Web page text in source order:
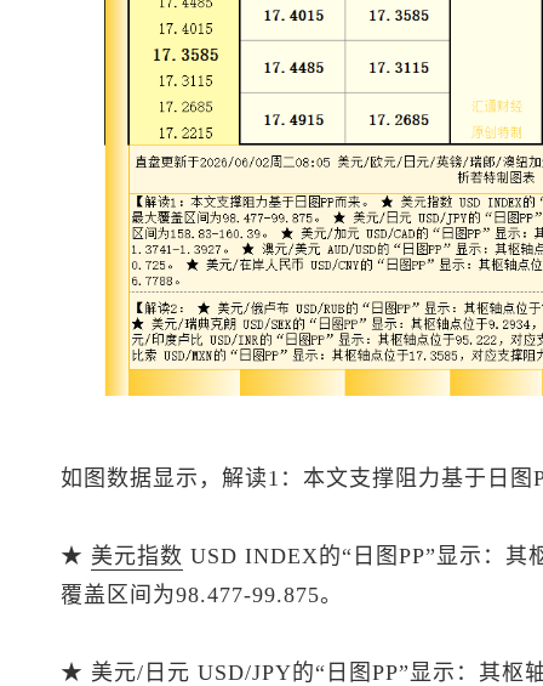
如图数据显示，解读1：本文支撑阻力基于日图
★ 美元指数 USD INDEX的“日图PP”显示：其
覆盖区间为98.477-99.875。
★ 美元/日元 USD/JPY的“日图PP”显示：其枢